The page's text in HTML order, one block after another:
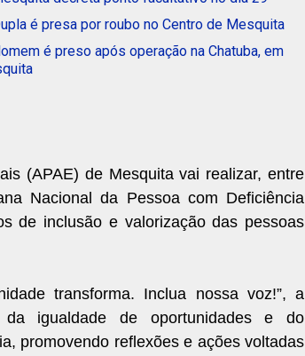
é presa por roubo no Centro de Mesquita
é preso após operação na Chatuba, em
(APAE) de Mesquita vai realizar, entre
Nacional da Pessoa com Deficiência
de inclusão e valorização das pessoas
transforma. Inclua nossa voz!”, a
da igualdade de oportunidades e do
promovendo reflexões e ações voltadas